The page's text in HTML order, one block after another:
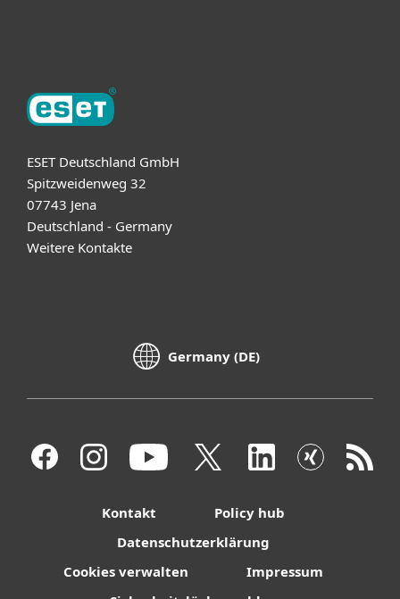
ESET Deutschland GmbH
Spitzweidenweg 32
07743 Jena
Deutschland - Germany
Weitere Kontakte
Germany (DE)
Kontakt
Policy hub
Datenschutzerklärung
Cookies verwalten
Impressum